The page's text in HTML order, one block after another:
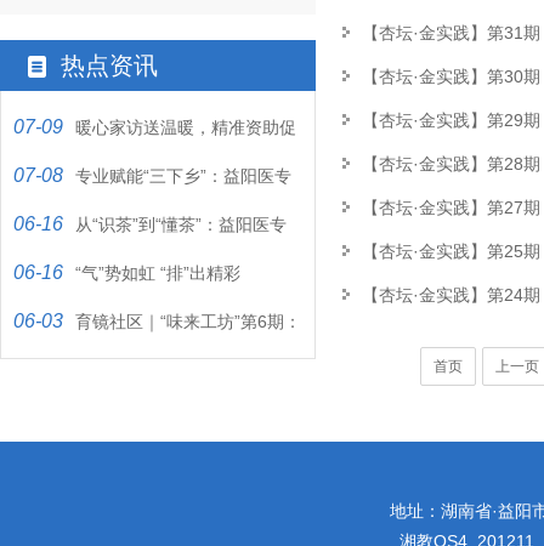
热点资讯
07-09 暖心家访送温暖，精准资助促
成长
07-08 专业赋能“三下乡”：益阳医专
学子用“双检”服务守护“一…
06-16 从“识茶”到“懂茶”：益阳医专
学子在茶香里“品”出文化…
06-16 “气”势如虹 “排”出精彩
06-03 育镜社区｜“味来工坊”第6期：
【杏坛·金实践】第31
【杏坛·金实践】第30
【杏坛·金实践】第29
【杏坛·金实践】第28
【杏坛·金实践】第27
【杏坛·金实践】第25
【杏坛·金实践】第24
首页 上一页
地址：湖南省·益阳
湘教